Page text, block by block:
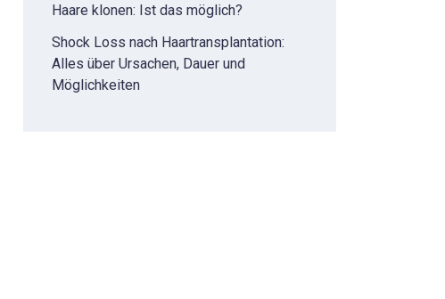
Haare klonen: Ist das möglich?
Shock Loss nach Haartransplantation:
Alles über Ursachen, Dauer und
Möglichkeiten